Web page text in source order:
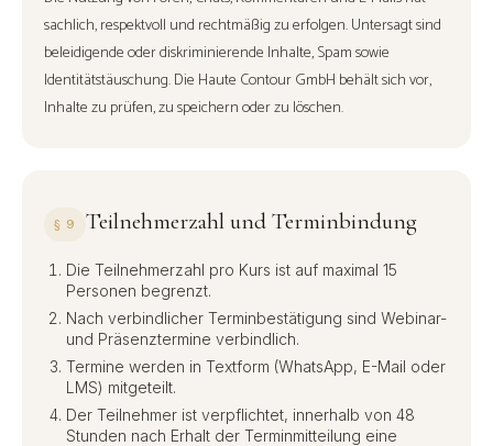
sachlich, respektvoll und rechtmäßig zu erfolgen. Untersagt sind
beleidigende oder diskriminierende Inhalte, Spam sowie
Identitätstäuschung. Die Haute Contour GmbH behält sich vor,
Inhalte zu prüfen, zu speichern oder zu löschen.
§ 9 Teilnehmerzahl und Terminbindung
Die Teilnehmerzahl pro Kurs ist auf maximal 15
Personen begrenzt.
Nach verbindlicher Terminbestätigung sind Webinar-
und Präsenztermine verbindlich.
Termine werden in Textform (WhatsApp, E-Mail oder
LMS) mitgeteilt.
Der Teilnehmer ist verpflichtet, innerhalb von 48
Stunden nach Erhalt der Terminmitteilung eine